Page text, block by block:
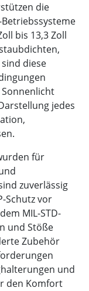
die
bis 13,3 Zoll
diese
jedes
für
zuverlässig
Schutz vor
MIL-STD-
und Stöße
Zubehör
und
den Komfort